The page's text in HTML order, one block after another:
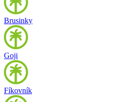
Brusinky
Goji
Fíkovník